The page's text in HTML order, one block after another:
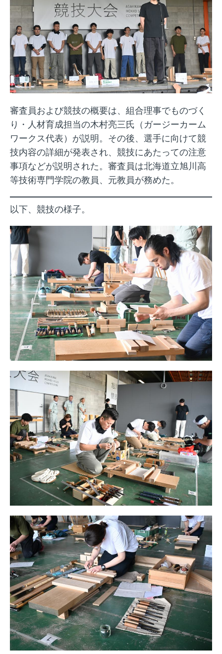
審査員および競技の概要は、組合理事でものづく
り・人材育成担当の木村亮三氏（ガージーカーム
ワークス代表）が説明。その後、選手に向けて競
技内容の詳細が発表され、競技にあたっての注意
事項などが説明された。審査員は北海道立旭川高
等技術専門学院の教員、元教員が務めた。
以下、競技の様子。